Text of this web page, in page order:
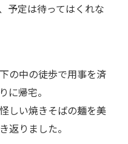
予定は待ってはくれな
の中の徒歩で用事を済
に帰宅。
しい焼きそばの麺を美
返りました。